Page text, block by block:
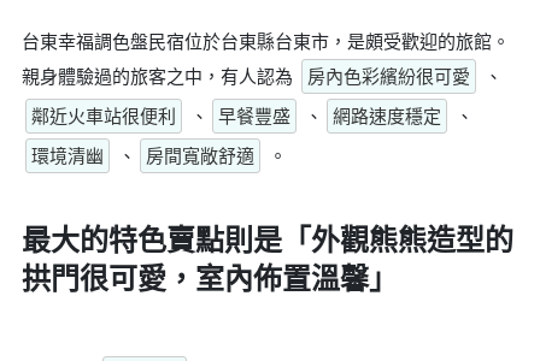
台東幸福調色盤民宿位於台東縣台東市，是頗受歡迎的旅館。
親身體驗過的旅客之中，有人認為
房內色彩繽紛很可愛
、
鄰近火車站很便利
、 早餐豐盛 、 網路速度穩定
、
環境清幽
、 房間寬敞舒適 。
最大的特色賣點則是「外觀熊熊造型的
拱門很可愛，室內佈置溫馨」